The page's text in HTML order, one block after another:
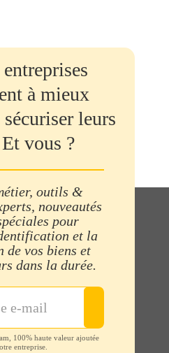
entreprises
à mieux
leurs
vous ?
outils &
nouveautés
pour
et la
de vos biens et
dans la durée.
100% haute valeur ajoutée
entreprise.